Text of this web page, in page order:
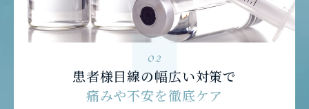
02
患者様目線の幅広い対策で
痛みや不安を徹底ケア